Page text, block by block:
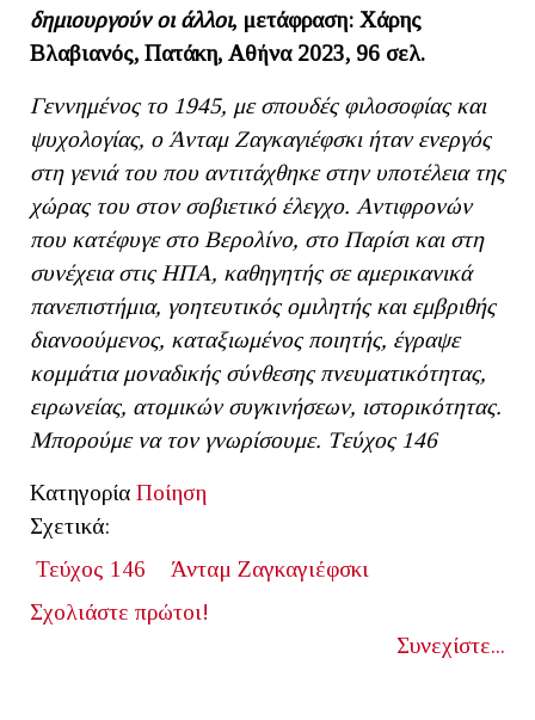
δημιουργούν οι άλλοι, μετάφραση: Χάρης
Βλαβιανός, Πατάκη, Αθήνα 2023, 96 σελ.
Γεννημένος το 1945, με σπουδές φιλοσοφίας και
ψυχολογίας, ο Άνταμ Ζαγκαγιέφσκι ήταν ενεργός
στη γενιά του που αντιτάχθηκε στην υποτέλεια της
χώρας του στον σοβιετικό έλεγχο. Αντιφρονών
που κατέφυγε στο Βερολίνο, στο Παρίσι και στη
συνέχεια στις ΗΠΑ, καθηγητής σε αμερικανικά
πανεπιστήμια, γοητευτικός ομιλητής και εμβριθής
διανοούμενος, καταξιωμένος ποιητής, έγραψε
κομμάτια μοναδικής σύνθεσης πνευματικότητας,
ειρωνείας, ατομικών συγκινήσεων, ιστορικότητας.
Μπορούμε να τον γνωρίσουμε. Tεύχος 146
Κατηγορία Ποίηση
Σχετικά:
Τεύχος 146
Άνταμ Ζαγκαγιέφσκι
Σχολιάστε πρώτοι!
Συνεχίστε...